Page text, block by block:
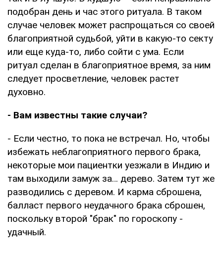
подобран день и час этого ритуала. В таком
случае человек может распрощаться со своей
благоприятной судьбой, уйти в какую-то секту
или еще куда-то, либо сойти с ума. Если
ритуал сделан в благоприятное время, за ним
следует просветление, человек растет
духовно.
- Вам известны такие случаи?
- Если честно, то пока не встречал. Но, чтобы
избежать неблагоприятного первого брака,
некоторые мои пациентки уезжали в Индию и
там выходили замуж за… дерево. Затем тут же
разводились с деревом. И карма сброшена,
балласт первого неудачного брака сброшен,
поскольку второй "брак" по гороскопу -
удачный.